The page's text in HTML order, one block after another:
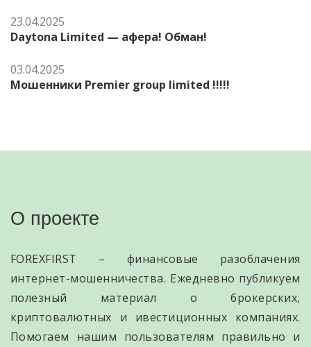
23.04.2025
Daytona Limited — афера! Обман!
03.04.2025
Мошенники Premier group limited !!!!!
О проекте
FOREXFIRST – финансовые разоблачения
интернет-мошенничества. Ежедневно публикуем
полезный материал о брокерских,
криптовалютных и ивестиционных компаниях.
Помогаем нашим пользователям правильно и